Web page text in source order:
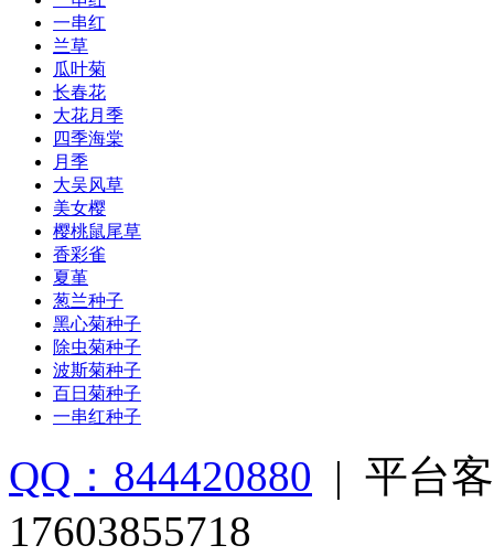
一串红
兰草
瓜叶菊
长春花
大花月季
四季海棠
月季
大吴风草
美女樱
樱桃鼠尾草
香彩雀
夏堇
葱兰种子
黑心菊种子
除虫菊种子
波斯菊种子
百日菊种子
一串红种子
QQ：844420880 | 平台
17603855718